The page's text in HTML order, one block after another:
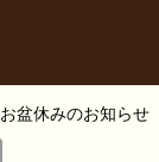
お盆休みのお知らせ